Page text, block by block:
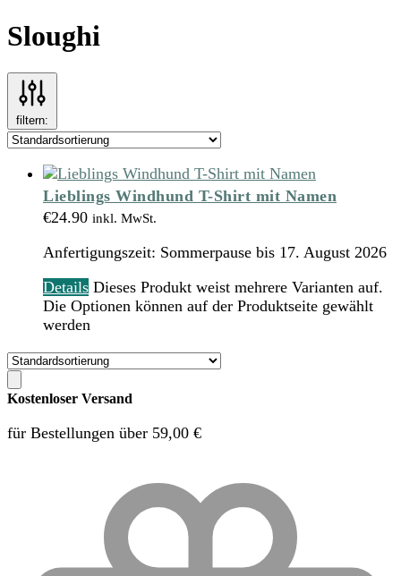
Sloughi
filtern:
Lieblings Windhund T-Shirt mit Namen
€24.90 inkl. MwSt.
Anfertigungszeit: Sommerpause bis 17. August 2026
Details Dieses Produkt weist mehrere Varianten auf.
Die Optionen können auf der Produktseite gewählt
werden
Kostenloser Versand
für Bestellungen über 59,00 €